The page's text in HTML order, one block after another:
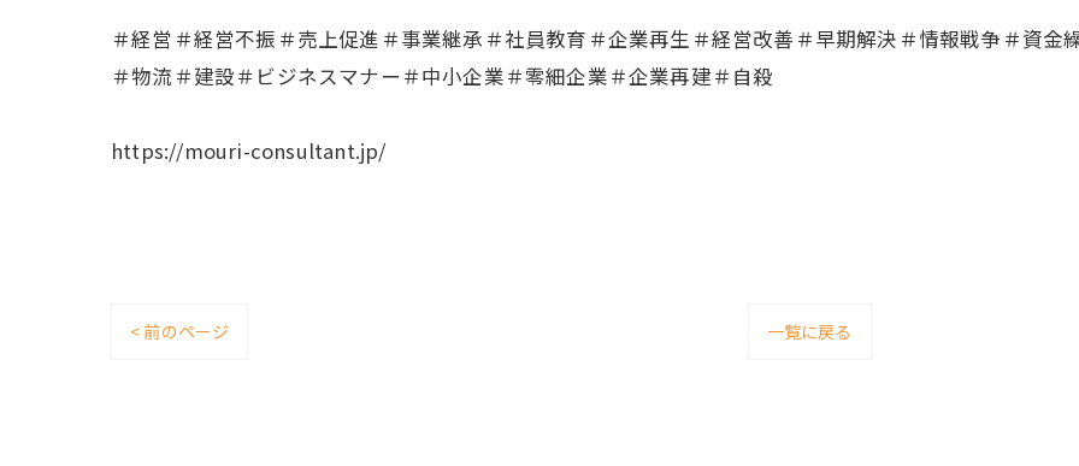
＃経営＃経営不振＃売上促進＃事業継承＃社員教育＃企業再生＃経営改善＃早期解決＃情報戦争＃資
＃物流＃建設＃ビジネスマナー＃中小企業＃零細企業＃企業再建＃自殺
https://mouri-consultant.jp/
< 前のページ 一覧に戻る